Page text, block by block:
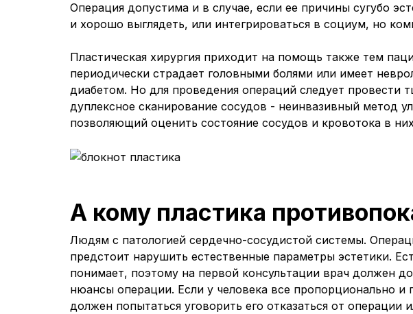
Операция допустима и в случае, если ее причины сугубо
и хорошо выглядеть, или интегрироваться в социум, но
Пластическая хирургия приходит на помощь также тем
периодически страдает головными болями или имеет
диабетом. Но для проведения операций следует провести
дуплексное сканирование сосудов - неинвазивный метод
позволяющий оценить состояние сосудов и кровотока в
А кому пластика
Людям с патологией сердечно-сосудистой системы.
предстоит нарушить естественные параметры эстетики.
понимает, поэтому на первой консультации врач должен
нюансы операции. Если у человека все пропорционально и
должен попытаться уговорить его отказаться от